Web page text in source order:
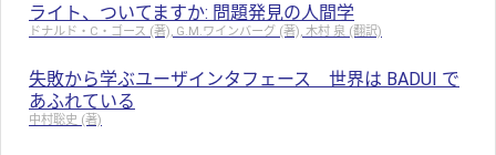
ライト、ついてますか: 問題発見の人間学
ドナルド・C・ゴース (著), G.M.ワインバーグ (著), 木村 泉 (翻訳)
失敗から学ぶユーザインタフェース 世界は BADUI で
あふれている
中村聡史 (著)